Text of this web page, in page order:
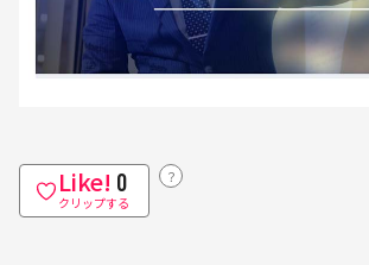
Like! 0
クリップする
？